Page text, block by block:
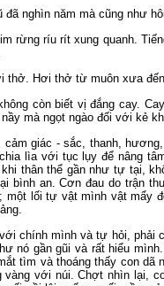
nghìn năm mà cũng như
rừng ríu rít xung quanh.
thở. Hơi thở từ muôn xưa
còn biết vị đắng cay.
mà ngọt ngào đối với kẻ
giác - sắc, thanh,
lìa với tục lụy để nâng
thân thể gần như tự tại,
bình an. Cơn đau do trận
một lối tự vật mình vật mẩy
chính mình và tự hỏi, phải
nó gần gũi và rất hiểu
tìm và thoáng thấy con
vàng với núi. Chợt nhìn lại,